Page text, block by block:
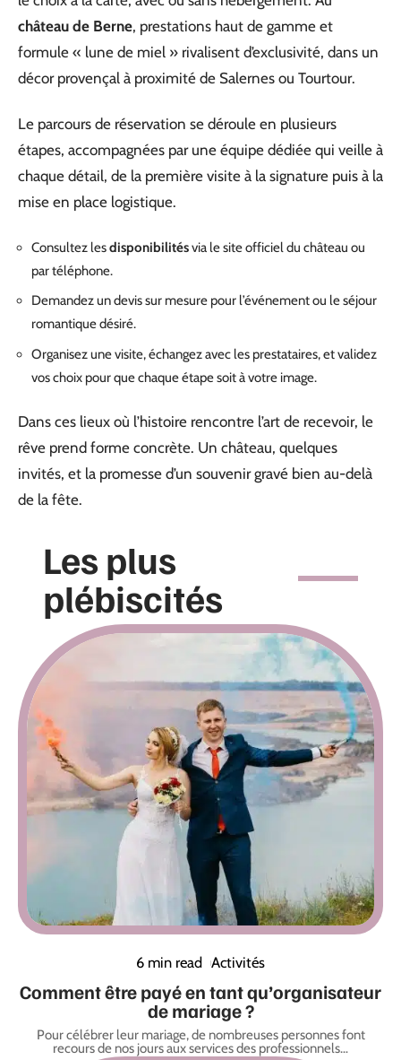
château de Berne, prestations haut de gamme et
formule « lune de miel » rivalisent d’exclusivité, dans un
décor provençal à proximité de Salernes ou Tourtour.
Le parcours de réservation se déroule en plusieurs
étapes, accompagnées par une équipe dédiée qui veille à
chaque détail, de la première visite à la signature puis à la
mise en place logistique.
Consultez lesdisponibilitésvia le site officiel du château ou
par téléphone.
Demandez un devis sur mesure pour l’événement ou le séjour
romantique désiré.
Organisez une visite, échangez avec les prestataires, et validez
vos choix pour que chaque étape soit à votre image.
Dans ces lieux où l’histoire rencontre l’art de recevoir, le
rêve prend forme concrète. Un château, quelques
invités, et la promesse d’un souvenir gravé bien au-delà
de la fête.
Les plus
plébiscités
6 min read Activités
Comment être payé en tant qu’organisateur
de mariage ?
Pour célébrer leur mariage, de nombreuses personnes font
recours de nos jours aux services des professionnels…